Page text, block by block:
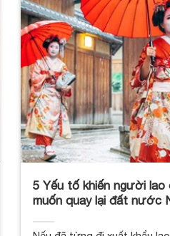
5 Yếu tố khiến người lao
muốn quay lại đất nước